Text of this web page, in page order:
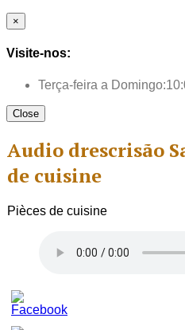
×
Visite-nos:
Terça-feira a Domingo:
Close
Audio drescrisão
de cuisine
Pièces de cuisine